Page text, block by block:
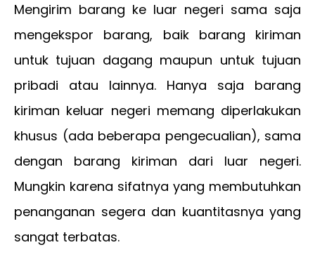
Mengirim barang ke luar negeri sama saja
mengekspor barang, baik barang kiriman
untuk tujuan dagang maupun untuk tujuan
pribadi atau lainnya. Hanya saja barang
kiriman keluar negeri memang diperlakukan
khusus (ada beberapa pengecualian), sama
dengan barang kiriman dari luar negeri.
Mungkin karena sifatnya yang membutuhkan
penanganan segera dan kuantitasnya yang
sangat terbatas.